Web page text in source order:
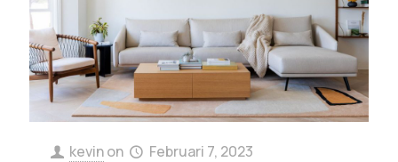
kevinon Februari 7, 2023